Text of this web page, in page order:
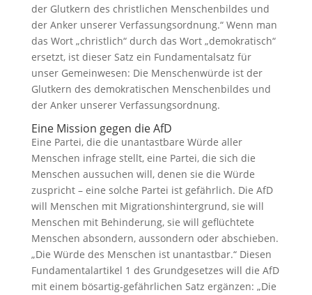
der Glutkern des christlichen Menschenbildes und
der Anker unserer Verfassungsordnung.“ Wenn man
das Wort „christlich“ durch das Wort „demokratisch“
ersetzt, ist dieser Satz ein Fundamentalsatz für
unser Gemeinwesen: Die Menschenwürde ist der
Glutkern des demokratischen Menschenbildes und
der Anker unserer Verfassungsordnung.
Eine Mission gegen die AfD
Eine Partei, die die unantastbare Würde aller
Menschen infrage stellt, eine Partei, die sich die
Menschen aussuchen will, denen sie die Würde
zuspricht – eine solche Partei ist gefährlich. Die AfD
will Menschen mit Migrationshintergrund, sie will
Menschen mit Behinderung, sie will geflüchtete
Menschen absondern, aussondern oder abschieben.
„Die Würde des Menschen ist unantastbar.“ Diesen
Fundamentalartikel 1 des Grundgesetzes will die AfD
mit einem bösartig-gefährlichen Satz ergänzen: „Die